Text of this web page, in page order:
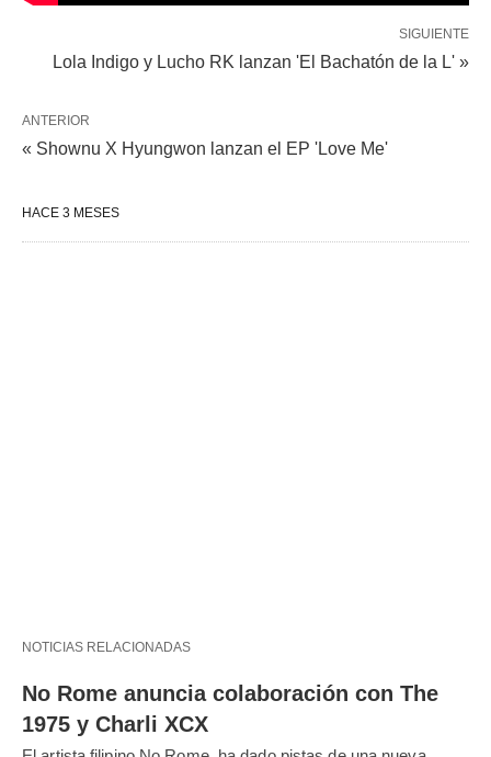
SIGUIENTE
Lola Indigo y Lucho RK lanzan 'El Bachatón de la L' »
ANTERIOR
« Shownu X Hyungwon lanzan el EP 'Love Me'
HACE 3 MESES
NOTICIAS RELACIONADAS
No Rome anuncia colaboración con The
1975 y Charli XCX